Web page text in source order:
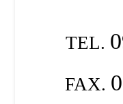
TEL.
FAX.